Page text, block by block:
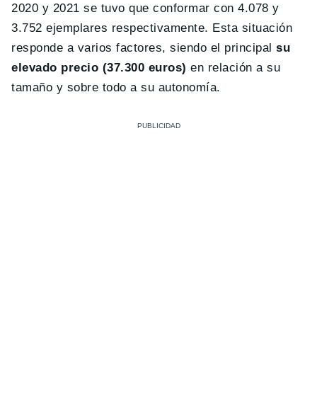
2020 y 2021 se tuvo que conformar con 4.078 y
3.752 ejemplares respectivamente. Esta situación
responde a varios factores, siendo el principalsu
elevado precio (37.300 euros) en relación a su
tamaño y sobre todo a su autonomía.